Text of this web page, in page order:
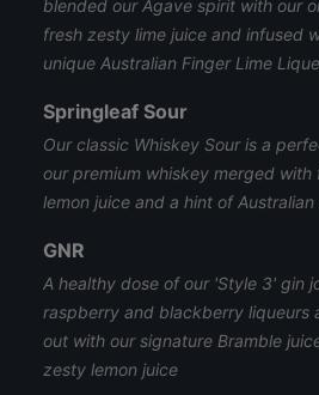
blended our Agave spirit with our
fresh zesty lime juice and infused
unique Australian Finger Lime
Springleaf Sour
Our classic Whiskey Sour is a
our premium whiskey merged with
lemon juice and a hint of
GNR
A healthy dose of our 'Style 3' gin
raspberry and blackberry liqueurs
out with our signature Bramble
zesty lemon juice